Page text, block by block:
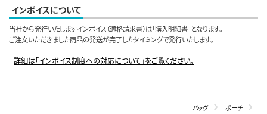
インボイスについて
当社から発行いたしますインボイス（適格請求書）は「購入明細書」となります。
ご注文いただきました商品の発送が完了したタイミングで発行いたします。
詳細は「インボイス制度への対応について」をご覧ください。
バッグ ポーチ